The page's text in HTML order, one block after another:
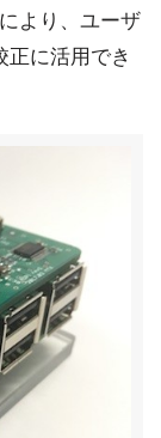
より、ユーザ
正に活用でき